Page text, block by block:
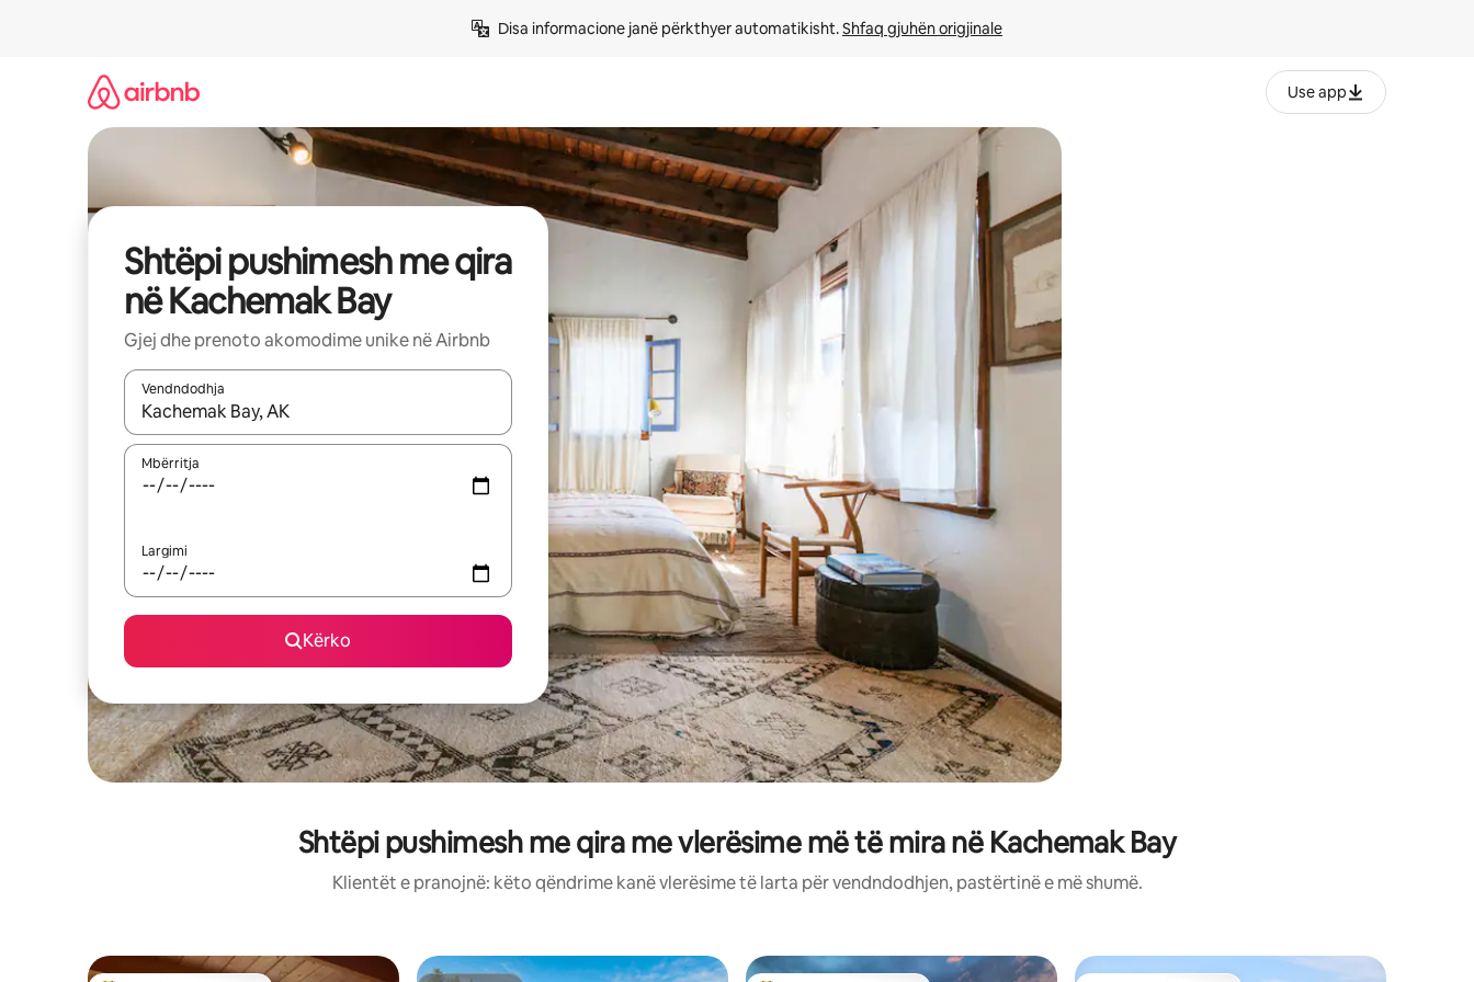
Disa informacione janë përkthyer automatikisht. Shfaq gjuhën origjinale
Use app
Shtëpi pushimesh me qira
në Kachemak Bay
Gjej dhe prenoto akomodime unike në Airbnb
Vendndodhja
Kur rezultatet të jenë të disponueshme, lëviz me butonat e shigjetave lart e poshtë ose eksploro duke prekur ose duke lëvizur ekranin.
Mbërritja
Largimi
Kërko
Shtëpi pushimesh me qira me vlerësime më të mira në Kachemak Bay
Klientët e pranojnë: këto qëndrime kanë vlerësime të larta për vendndodhjen, pastërtinë e më shumë.